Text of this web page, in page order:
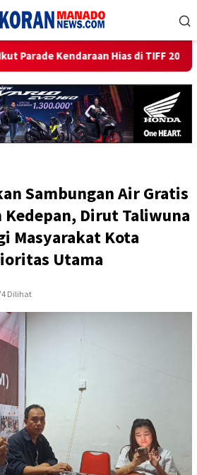
TIFF 2026 Beri Promo Hemat
Sambungan Air Gratis
Kedepan, Dirut Taliwuna
Masyarakat Kota
Utama
Dilihat